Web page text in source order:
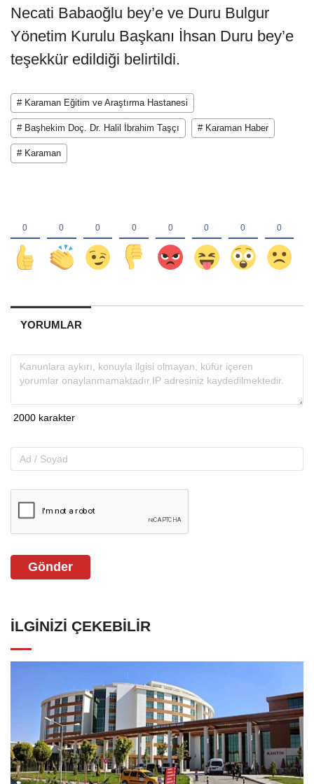
Necati Babaoğlu bey’e ve Duru Bulgur
Yönetim Kurulu Başkanı İhsan Duru bey’e
teşekkür edildiği belirtildi.
# Karaman Eğitim ve Araştırma Hastanesi
# Başhekim Doç. Dr. Halil İbrahim Taşçı # Karaman Haber
# Karaman
YORUMLAR
Gönder
İLGINIZI ÇEKEBILIR